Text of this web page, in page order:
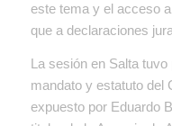
este tema y el acceso
que a declaraciones
La sesión en Salta
mandato y estatuto del
expuesto por Eduardo